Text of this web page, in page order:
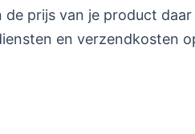
prijs van je product
en verzendkosten